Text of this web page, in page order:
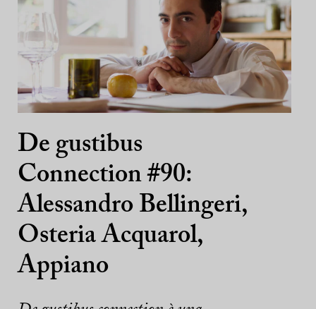
De gustibus
Connection #90:
Alessandro Bellingeri,
Osteria Acquarol,
Appiano